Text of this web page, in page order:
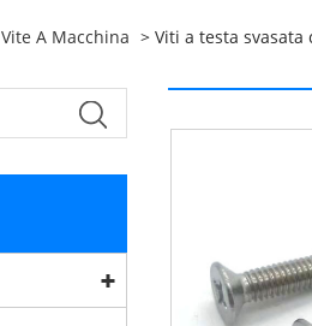
Vite A Macchina > Viti a testa svasata